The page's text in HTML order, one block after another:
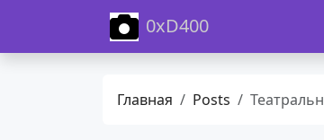
0xD400
Главная Posts